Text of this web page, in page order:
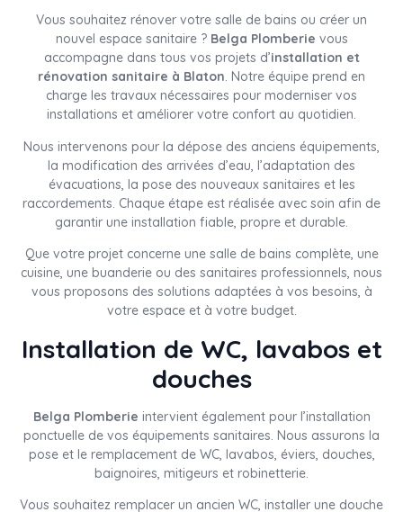
Vous souhaitez rénover votre salle de bains ou créer un
nouvel espace sanitaire ? Belga Plomberie vous
accompagne dans tous vos projets d’installation et
rénovation sanitaire à Blaton. Notre équipe prend en
charge les travaux nécessaires pour moderniser vos
installations et améliorer votre confort au quotidien.
Nous intervenons pour la dépose des anciens équipements,
la modification des arrivées d’eau, l’adaptation des
évacuations, la pose des nouveaux sanitaires et les
raccordements. Chaque étape est réalisée avec soin afin de
garantir une installation fiable, propre et durable.
Que votre projet concerne une salle de bains complète, une
cuisine, une buanderie ou des sanitaires professionnels, nous
vous proposons des solutions adaptées à vos besoins, à
votre espace et à votre budget.
Installation de WC, lavabos et
douches
Belga Plomberie intervient également pour l’installation
ponctuelle de vos équipements sanitaires. Nous assurons la
pose et le remplacement de WC, lavabos, éviers, douches,
baignoires, mitigeurs et robinetterie.
Vous souhaitez remplacer un ancien WC, installer une douche